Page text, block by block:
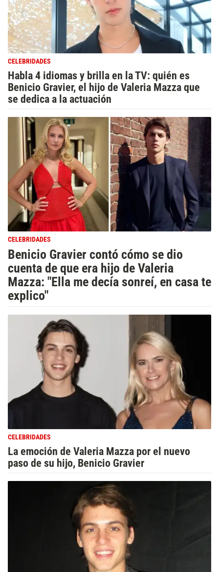
CELEBRIDADES
Habla 4 idiomas y brilla en la TV: quién es
Benicio Gravier, el hijo de Valeria Mazza que
se dedica a la actuación
CELEBRIDADES
Benicio Gravier contó cómo se dio
cuenta de que era hijo de Valeria
Mazza: "Ella me decía sonreí, en casa te
explico"
CELEBRIDADES
La emoción de Valeria Mazza por el nuevo
paso de su hijo, Benicio Gravier